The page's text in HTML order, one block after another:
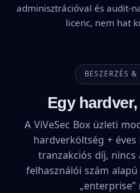
adminisztrációval és audit-
licenc, nem hat
BESZERZÉS
Egy
A ViVeSec Box üzleti
hardverköltség +
tranzakciós díj, nincs
felhasználói szám
„enterprise”